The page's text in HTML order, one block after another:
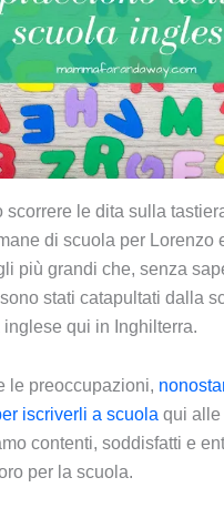
scorrere le dita sulla
di scuola per Lorenzo
più grandi che, senza
stati catapultati dalla
qui in Inghilterra.
le preoccupazioni,
iscriverli a scuola qui alle
contenti, soddisfatti e
per la scuola.